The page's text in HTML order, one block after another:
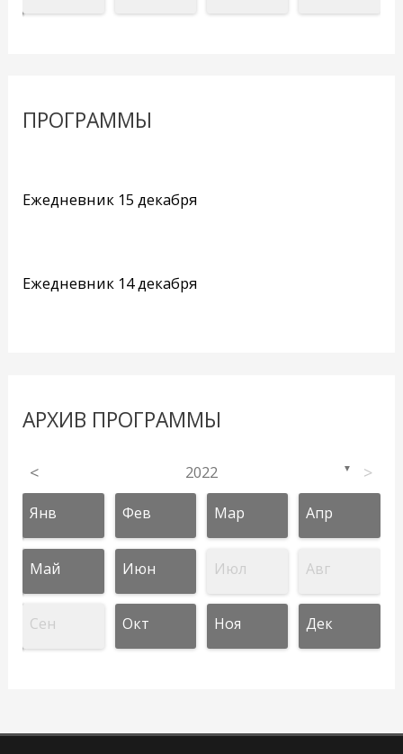
ПРОГРАММЫ
Ежедневник 15 декабря
Ежедневник 14 декабря
АРХИВ ПРОГРАММЫ
< 2022 ▼ >
Янв Фев Мар Апр
Май Июн Июл Авг
Сен Окт Ноя Дек